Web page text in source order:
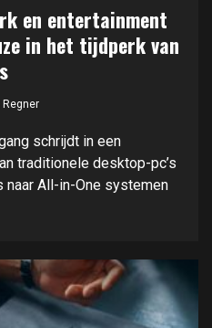
en entertainment
in het tijdperk van
Regner
schrijdt in een
traditionele desktop-pc’s
naar All-in-One systemen